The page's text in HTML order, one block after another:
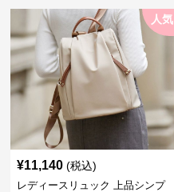
人気
¥11,140 (税込)
レディースリュック 上品シンプ